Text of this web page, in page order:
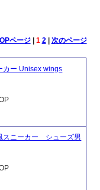
ページ| 1 2| 次のページ
カー Unisex wings
スニーカー シューズ男